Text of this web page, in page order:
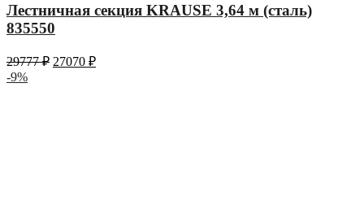
Лестничная секция KRAUSE 3,64 м (сталь)
835550
29777₽ 27070 ₽
-9%